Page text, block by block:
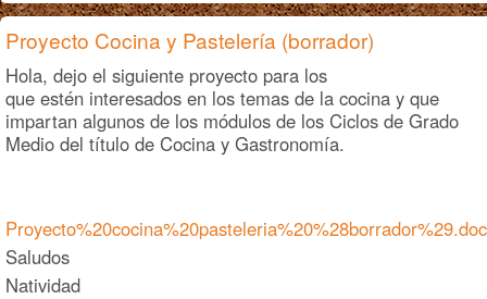
Proyecto Cocina y Pastelería (borrador)
Hola, dejo el siguiente proyecto para los
que estén interesados en los temas de la cocina y que
impartan algunos de los módulos de los Ciclos de Grado
Medio del título de Cocina y Gastronomía.
Proyecto%20cocina%20pasteleria%20%28borrador%29.doc
Saludos
Natividad